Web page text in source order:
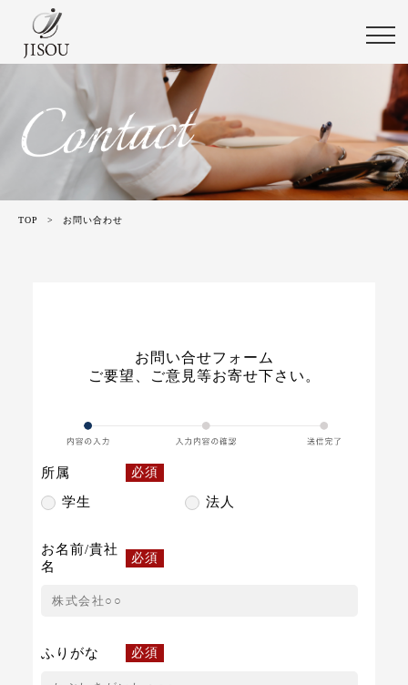
TOP > お問い合わせ
お問い合せフォーム
ご要望、ご意見等お寄せ下さい。
所属 必須
学生 法人
お名前/貴社
名
必須
ふりがな 必須